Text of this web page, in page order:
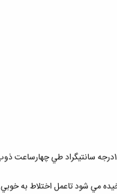
مي شود تاعمل اختلاط به خوبي